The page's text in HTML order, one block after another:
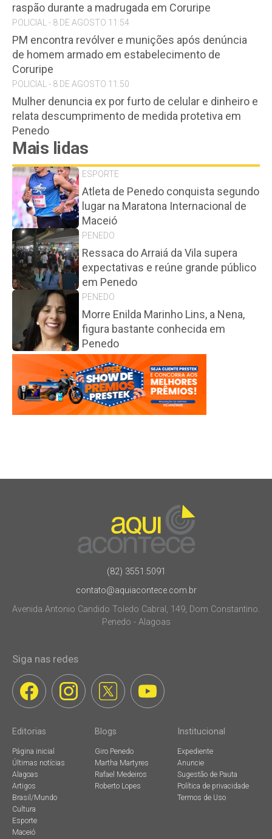
raspão durante a madrugada em Coruripe
POLICIAL - 8 DE AGOSTO 11:54
PM encontra revólver e munições após denúncia
de homem armado em estabelecimento de
Coruripe
POLICIAL - 8 DE AGOSTO 11:50
Mulher denuncia ex por furto de celular e dinheiro e
relata descumprimento de medida protetiva em
Penedo
Mais lidas
ESPORTE
Atleta de Penedo conquista segundo
lugar na Maratona Internacional de
Maceió
PENEDO
Ressaca do Arraiá da Vila supera
expectativas e reúne grande público
em Penedo
PENEDO
Morre Enilda Marinho Lins, a Nena,
figura bastante conhecida em
Penedo
(82) 3551.5091
contato@aquiacontece.com.br
Avenida Antonio Candido Toledo Cabral, 149, Dom Constantino.
Penedo - Alagoas
Siga nas redes
Editorias
Página inicial
Últimas notícias
Alagoas
Artigos
Brasil/Mundo
Cultura
Esporte
Maceió
Blogs
Giro Penedo
Martha Martyres
Rafael Medeiros
Roberto Lopes
Institucional
Expediente
Anuncie
Sugestão de Pauta
Política de privacidade
Termos de Uso